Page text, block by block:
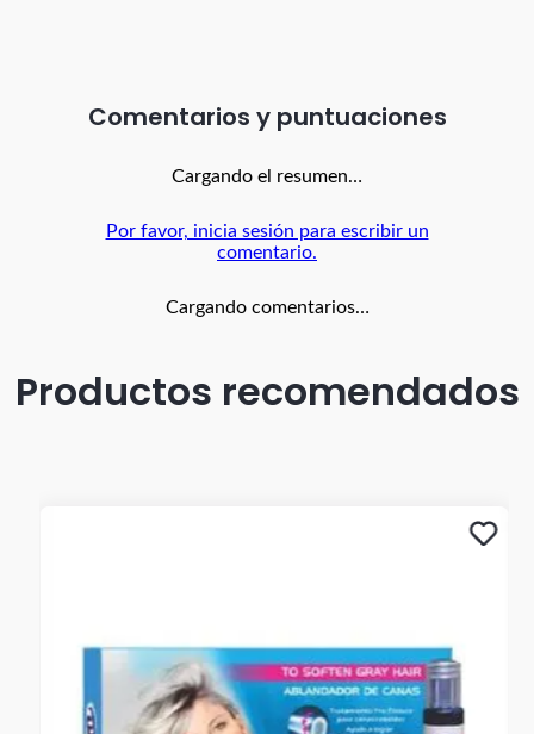
Comentarios
Cargando el resumen…
Por favor, inicia sesión para escribir un
comentario.
Cargando comentarios…
Productos recomendados